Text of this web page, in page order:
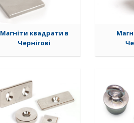
Магніти квадрати в
Чернігові